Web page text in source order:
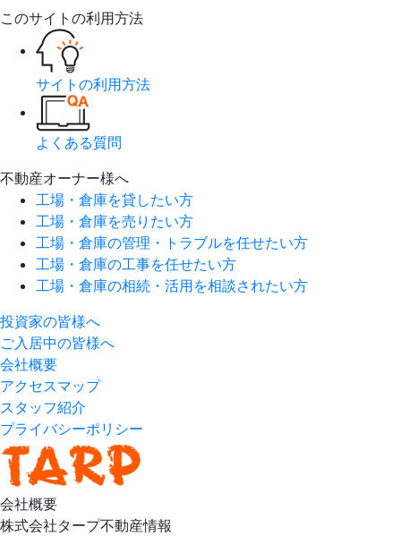
このサイトの利用方法
サイトの利用方法
よくある質問
不動産オーナー様へ
工場・倉庫を貸したい方
工場・倉庫を売りたい方
工場・倉庫の管理・トラブルを任せたい方
工場・倉庫の工事を任せたい方
工場・倉庫の相続・活用を相談されたい方
投資家の皆様へ
ご入居中の皆様へ
会社概要
アクセスマップ
スタッフ紹介
プライバシーポリシー
会社概要
株式会社タープ不動産情報